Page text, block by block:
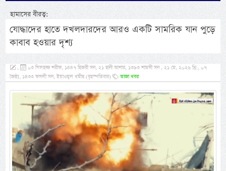
হামাসের বীরত্ব:
যোদ্ধাদের হাতে দখলদারদের আরও একটি সামরিক যান পুড়ে
কাবাব হওয়ার দৃশ্য
,
০৩ যিলহজ্জ শরীফ, ১৪৪৭ হিজরী সন, ২১ ছানী আশার, ১৩৯৩ শামসী সন , ২১ মে, ২০২৬ খ্রি:, ০৭
জৈষ্ঠ্য, ১৪৩৩ ফসলী সন, ইয়াওমুল খমীছ (বৃহস্পতিবার)
তাজা খবর